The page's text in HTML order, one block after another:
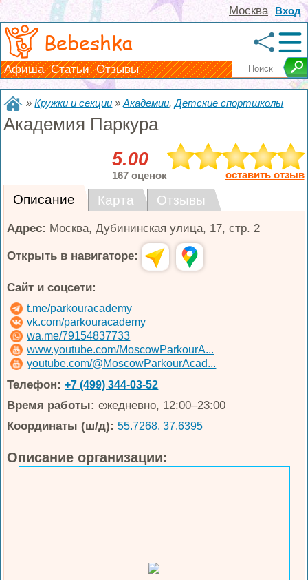
Вход
Москва
Bebeshka
Афиша Статьи Отзывы
»Кружки и секции »Академии,Детские спортшколы
Академия Паркура
5.00
167 оценок оставить отзыв
Описание Карта Отзывы
Адрес: Москва,Дубининская улица, 17, стр. 2
Открыть в навигаторе:
Сайт и соцсети:
t.me/parkouracademy
vk.com/parkouracademy
wa.me/79154837733
www.youtube.com/MoscowParkourA...
youtube.com/@MoscowParkourAcad...
Телефон: +7 (499) 344-03-52
Время работы: ежедневно, 12:00–23:00
Координаты (ш/д): 55.7268, 37.6395
Описание организации: